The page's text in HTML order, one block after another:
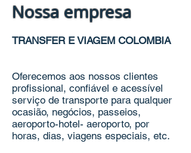
Nossa empresa
TRANSFER E VIAGEM COLOMBIA
Oferecemos aos nossos clientes
profissional, confiável e acessível
serviço de transporte para qualquer
ocasião, negócios, passeios,
aeroporto-hotel- aeroporto, por
horas, dias, viagens especiais, etc.